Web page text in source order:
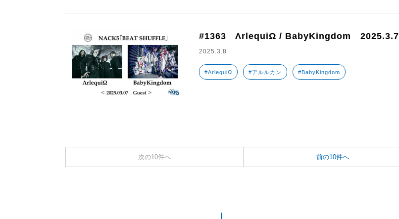
#1363 ΛrlequiΩ / BabyKingdom 2025.3.7
2025.3.8
#ΛrlequiΩ #アルルカン #BabyKingdom
次の10件へ 前の10件へ